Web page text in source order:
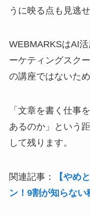
うに映る点も見逃せ
WEBMARKSはAI
ーケティングスク
の講座ではないため
「文章を書く仕事
あるのか」という
して残ります。
関連記事：
【やめ
ン！9割が知らな